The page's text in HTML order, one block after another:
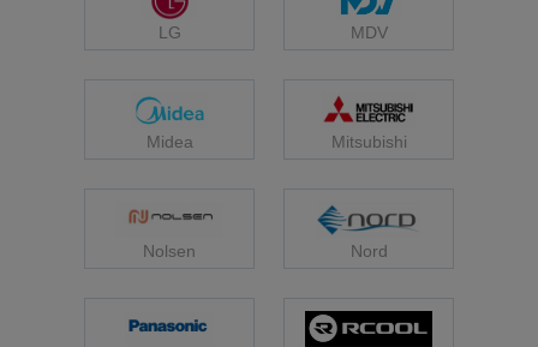
LG MDV
Midea Mitsubishi
Nolsen Nord